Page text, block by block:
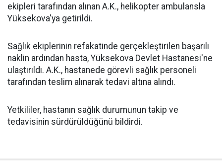
ekipleri tarafından alınan A.K., helikopter ambulansla
Yüksekova'ya getirildi.
Sağlık ekiplerinin refakatinde gerçekleştirilen başarılı
naklin ardından hasta, Yüksekova Devlet Hastanesi'ne
ulaştırıldı. A.K., hastanede görevli sağlık personeli
tarafından teslim alınarak tedavi altına alındı.
Yetkililer, hastanın sağlık durumunun takip ve
tedavisinin sürdürüldüğünü bildirdi.